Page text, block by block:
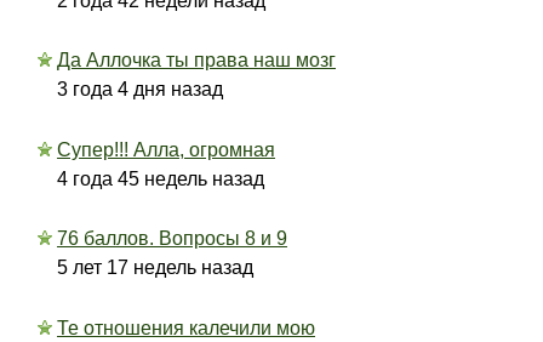
Да Аллочка ты права наш мозг
3 года 4 дня назад
Супер!!! Алла, огромная
4 года 45 недель назад
76 баллов. Вопросы 8 и 9
5 лет 17 недель назад
Те отношения калечили мою